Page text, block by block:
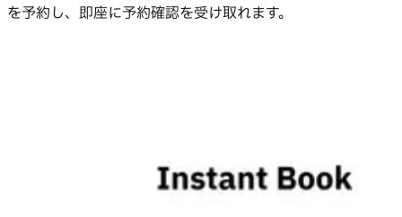
を予約し、即座に予約確認を受け取れます。